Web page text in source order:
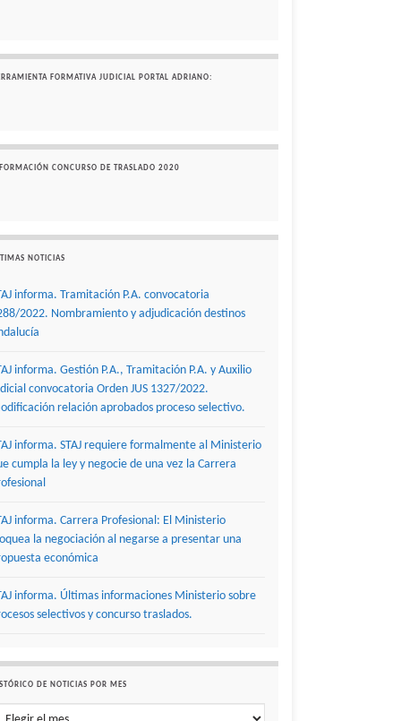
FORMATIVA JUDICIAL PORTAL ADRIANO:
CONCURSO DE TRASLADO 2020
NOTICIAS
informa. Tramitación P.A. convocatoria
2022. Nombramiento y adjudicación destinos
informa. Gestión P.A., Tramitación P.A. y Auxilio
convocatoria Orden JUS 1327/2022.
relación aprobados proceso selectivo.
informa. STAJ requiere formalmente al Ministerio
cumpla la ley y negocie de una vez la Carrera
informa. Carrera Profesional: El Ministerio
la negociación al negarse a presentar una
económica
informa. Últimas informaciones Ministerio sobre
selectivos y concurso traslados.
DE NOTICIAS POR MES
de noticias por mes